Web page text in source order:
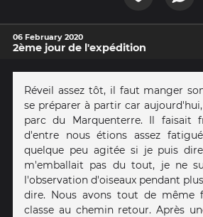
06 February 2020
2ème jour de l'expédition
Réveil assez tôt, il faut manger
se préparer à partir car
parc du Marquenterre. Il faisait
d'entre nous étions assez
quelque peu agitée si je puis
m'emballait pas du tout, je ne
l'observation d'oiseaux pendant
dire. Nous avons tout de même
classe au chemin retour. Après